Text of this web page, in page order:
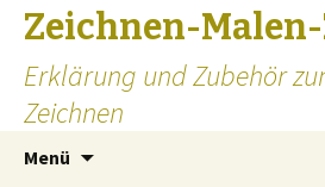
Zeichnen-
Erklärung und Zubehör
Zeichnen
Menü